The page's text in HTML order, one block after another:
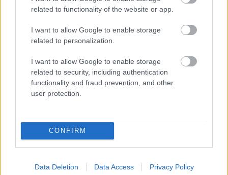
related to functionality of the website or app.
I want to allow Google to enable storage
related to personalization.
I want to allow Google to enable storage
related to security, including authentication
functionality and fraud prevention, and other
user protection.
CONFIRM
Data Deletion Data Access Privacy Policy
amelynek színpadát ugyanúgy
avatja fel, mint ahogyan az akkor még Erzsébet ...